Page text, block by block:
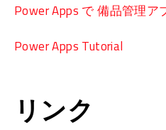
Power Apps で 備品管理ア
Power Apps Tutorial
リンク